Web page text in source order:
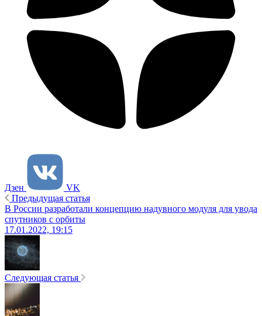
Дзен
VK
Предыдущая статья
В России разработали концепцию надувного модуля для увода
спутников с орбиты
17.01.2022, 19:15
Следующая статья